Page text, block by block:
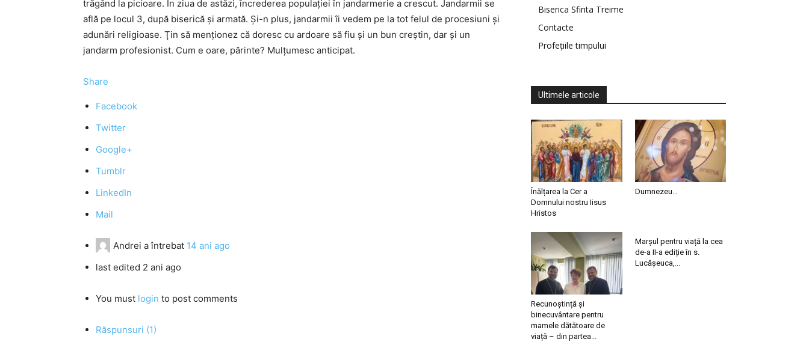
trăgând la picioare. În ziua de astăzi, încrederea populaţiei în jandarmerie a crescut. Jandarmii se
află pe locul 3, după biserică şi armată. Şi-n plus, jandarmii îi vedem pe la tot felul de procesiuni şi
adunări religioase. Ţin să menţionez că doresc cu ardoare să fiu şi un bun creştin, dar şi un
jandarm profesionist. Cum e oare, părinte? Mulţumesc anticipat.
Share
Facebook
Twitter
Google+
Tumblr
LinkedIn
Mail
Andrei a întrebat 14 ani ago
last edited 2 ani ago
You must login to post comments
Răspunsuri (1)
Biserica Sfinta Treime
Contacte
Profețiile timpului
Ultimele articole
Înălțarea la Cer a
Domnului nostru Iisus
Hristos
Dumnezeu…
Recunoștință și
binecuvântare pentru
mamele dătătoare de
viață – din partea...
Marșul pentru viață la cea
de-a II-a ediție în s.
Lucășeuca,...